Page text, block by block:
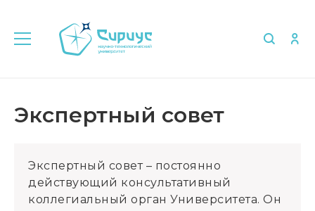
Экспертный совет
Экспертный совет – постоянно
действующий консультативный
коллегиальный орган Университета. Он